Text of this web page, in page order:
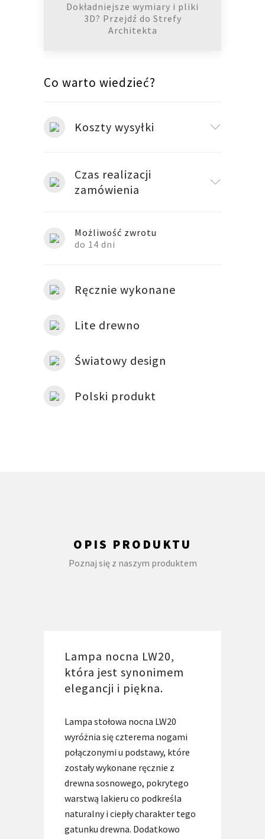
Dokładniejsze wymiary i pliki
3D? Przejdź do Strefy
Architekta
Co warto wiedzieć?
Koszty wysyłki
Czas realizacji
zamówienia
Możliwość zwrotu
do 14 dni
Ręcznie wykonane
Lite drewno
Światowy design
Polski produkt
OPIS PRODUKTU
Poznaj się z naszym produktem
Lampa nocna LW20,
która jest synonimem
elegancji i piękna.
Lampa stołowa nocna LW20
wyróżnia się czterema nogami
połączonymi u podstawy, które
zostały wykonane ręcznie z
drewna sosnowego, pokrytego
warstwą lakieru co podkreśla
naturalny i ciepły charakter tego
gatunku drewna. Dodatkowo